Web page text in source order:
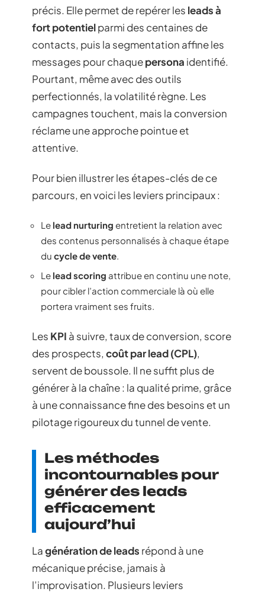
précis. Elle permet de repérer les leads à
fort potentielparmi des centaines de
contacts, puis la segmentation affine les
messages pour chaquepersona identifié.
Pourtant, même avec des outils
perfectionnés, la volatilité règne. Les
campagnes touchent, mais la conversion
réclame une approche pointue et
attentive.
Pour bien illustrer les étapes-clés de ce
parcours, en voici les leviers principaux :
Le lead nurturing entretient la relation avec
des contenus personnalisés à chaque étape
du cycle de vente
Le lead scoring attribue en continu une note,
pour cibler l’action commerciale là où elle
portera vraiment ses fruits.
Les KPI à suivre, taux de conversion, score
des prospects, coût par lead (CPL),
servent de boussole. Il ne suffit plus de
générer à la chaîne : la qualité prime, grâce
à une connaissance fine des besoins et un
pilotage rigoureux du tunnel de vente.
Les méthodes
incontournables pour
générer des leads
efficacement
aujourd’hui
Lagénération de leads répond à une
mécanique précise, jamais à
l’improvisation. Plusieurs leviers